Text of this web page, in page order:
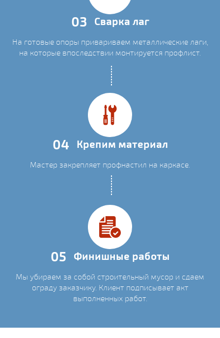
03 Сварка лаг
На готовые опоры привариваем металлические лаги,
на которые впоследствии монтируется профлист.
04 Крепим материал
Мастер закрепляет профнастил на каркасе.
05 Финишные работы
Мы убираем за собой строительный мусор и сдаем
ограду заказчику. Клиент подписывает акт
выполненных работ.